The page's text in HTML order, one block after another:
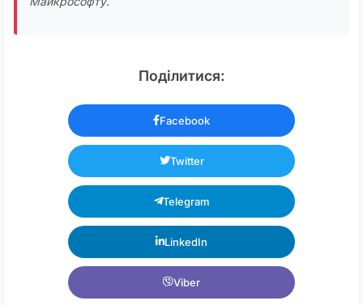
Поділитися:
Facebook
Twitter
Telegram
LinkedIn
Viber